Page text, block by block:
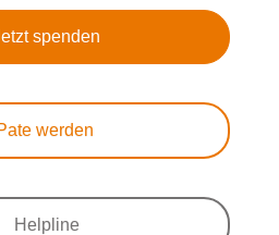
spenden
werden
Helpline